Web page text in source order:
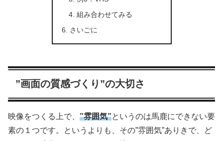
組み合わせてみる
さいごに
”画面の質感づくり”の大切さ
映像をつくる上で、 ”雰囲気”というのは馬鹿にできない要
素の１つです。というよりも、その”雰囲気”ありきで、ど